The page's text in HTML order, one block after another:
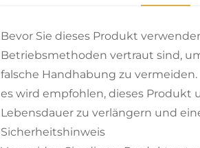
Bevor Sie dieses Produkt
Betriebsmethoden vertraut sind,
falsche Handhabung zu vermeiden.
es wird empfohlen, dieses
Lebensdauer zu verlängern und
Sicherheitshinweis